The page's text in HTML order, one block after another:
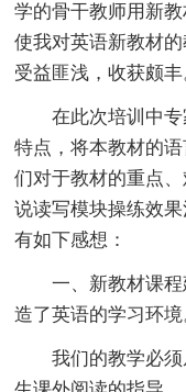
学的骨干教师用新
使我对英语新教材
受益匪浅，收获颇丰
在此次培训中
特点，将本教材的
们对于教材的重点
说读写模块操练效
有如下感想：
一、新教材课
造了英语的学习环境
我们的教学必